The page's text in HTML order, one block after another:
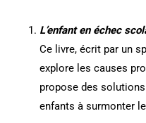
L’enfant en échec
Ce livre, écrit par un
explore les causes
propose des
enfants à surmonter